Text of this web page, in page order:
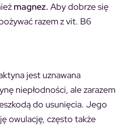
magnez. Aby dobrze się
razem z vit. B6
jest uznawana
niepłodności, ale zarazem
do usunięcia. Jego
owulację, często także